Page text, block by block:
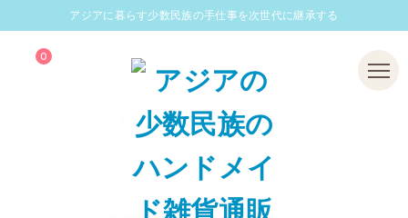
アジアに暮らす少数民族の手仕事を次世代に継承する
0 Menu